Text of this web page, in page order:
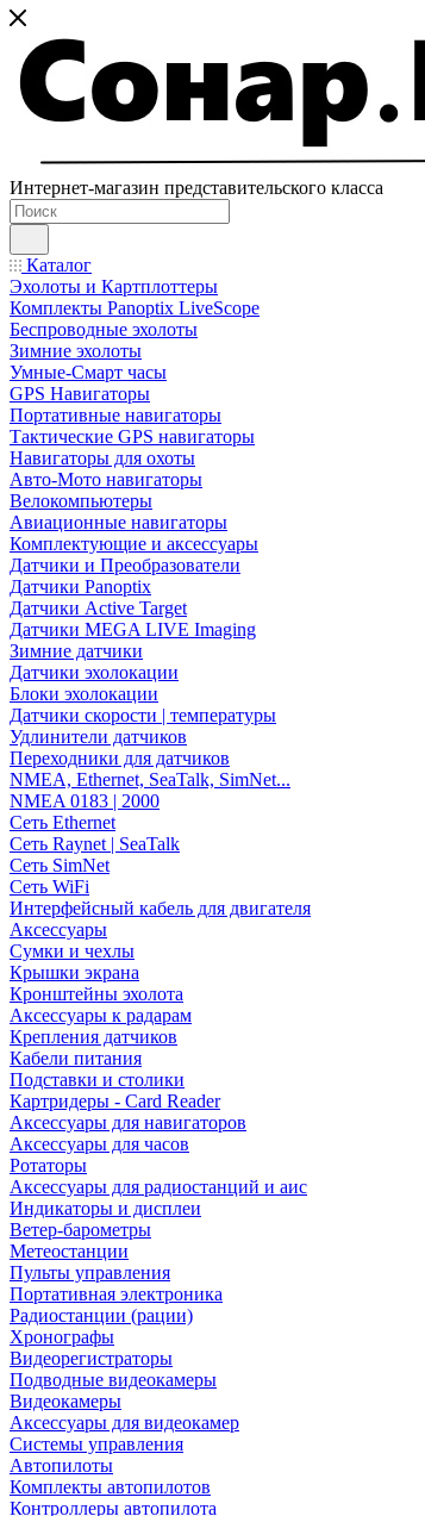
Интернет-магазин представительского класса
Каталог
Эхолоты и Картплоттеры
Комплекты Panoptix LiveScope
Беспроводные эхолоты
Зимние эхолоты
Умные-Смарт часы
GPS Навигаторы
Портативные навигаторы
Тактические GPS навигаторы
Навигаторы для охоты
Авто-Мото навигаторы
Велокомпьютеры
Авиационные навигаторы
Комплектующие и аксессуары
Датчики и Преобразователи
Датчики Panoptix
Датчики Active Target
Датчики MEGA LIVE Imaging
Зимние датчики
Датчики эхолокации
Блоки эхолокации
Датчики скорости | температуры
Удлинители датчиков
Переходники для датчиков
NMEA, Ethernet, SeaTalk, SimNet...
NMEA 0183 | 2000
Сеть Ethernet
Сеть Raynet | SeaTalk
Сеть SimNet
Сеть WiFi
Интерфейсный кабель для двигателя
Аксессуары
Сумки и чехлы
Крышки экрана
Кронштейны эхолота
Аксессуары к радарам
Крепления датчиков
Кабели питания
Подставки и столики
Картридеры - Card Reader
Аксессуары для навигаторов
Аксессуары для часов
Ротаторы
Аксессуары для радиостанций и аис
Индикаторы и дисплеи
Ветер-барометры
Метеостанции
Пульты управления
Портативная электроника
Радиостанции (рации)
Хронографы
Видеорегистраторы
Подводные видеокамеры
Видеокамеры
Аксессуары для видеокамер
Системы управления
Автопилоты
Комплекты автопилотов
Контроллеры автопилота